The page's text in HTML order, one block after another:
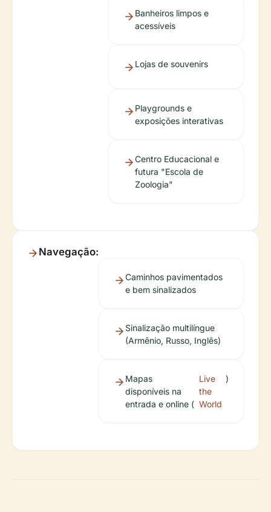
Banheiros limpos e
acessíveis
Lojas de souvenirs
Playgrounds e
exposições interativas
Centro Educacional e
futura "Escola de
Zoologia"
Navegação:
Caminhos pavimentados
e bem sinalizados
Sinalização multilíngue
(Armênio, Russo, Inglês)
Mapas
disponíveis na
entrada e online (
Live
the
World
)